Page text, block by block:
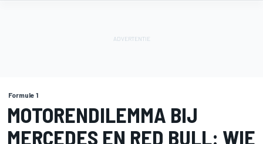
Formule 1
MOTORENDILEMMA BIJ
MERCEDES EN RED BULL: WIE